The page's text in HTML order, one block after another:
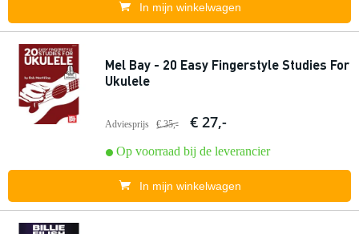
In mijn winkelwagen
Mel Bay - 20 Easy Fingerstyle Studies For
Ukulele
Adviesprijs € 35,- € 27,-
Op voorraad bij de leverancier
In mijn winkelwagen